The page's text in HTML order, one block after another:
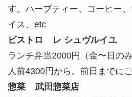
す。ハーブティー、コーヒー
イス、etc
ビストロ レ シュヴルイユ
ランチ弁当2000円（金〜日の
人前4300円から。前日までに
惣菜 武田惣菜店